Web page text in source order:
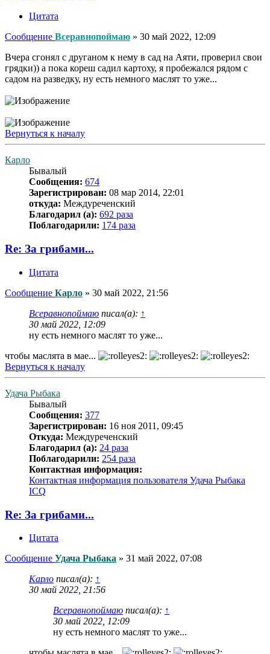
Цитата
Сообщение Всеравнопоймаю » 30 май 2022, 12:09
Вчера сгонял с друганом к нему в сад на Аяти, проверил свои
грядки)) а пока кореш садил картоху, я пробежался рядом с
садом на разведку, ну есть немного маслят то уже...
Вернуться к началу
Карло
Бывалый
Сообщения: 674
Зарегистрирован: 08 мар 2014, 22:01
откуда: Междуреченский
Благодарил (а): 692 раза
Поблагодарили: 174 раза
Re: За грибами...
Цитата
Сообщение Карло » 30 май 2022, 21:56
Всеравнопоймаю писал(а): ↑
30 май 2022, 12:09
ну есть немного маслят то уже...
чтобы маслята в мае...
Вернуться к началу
Удача Рыбака
Бывалый
Сообщения: 377
Зарегистрирован: 16 ноя 2011, 09:45
Откуда: Междуреченский
Благодарил (а): 24 раза
Поблагодарили: 254 раза
Контактная информация:
Контактная информация пользователя Удача Рыбака
ICQ
Re: За грибами...
Цитата
Сообщение Удача Рыбака » 31 май 2022, 07:08
Карло писал(а): ↑
30 май 2022, 21:56
Всеравнопоймаю писал(а): ↑
30 май 2022, 12:09
ну есть немного маслят то уже...